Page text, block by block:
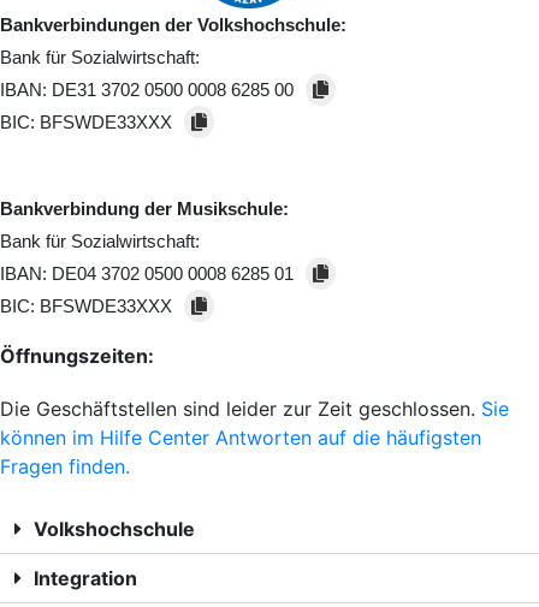
Bankverbindungen der Volkshochschule:
Bank für Sozialwirtschaft:
IBAN: DE31 3702 0500 0008 6285 00
BIC: BFSWDE33XXX
Bankverbindung der Musikschule:
Bank für Sozialwirtschaft:
IBAN: DE04 3702 0500 0008 6285 01
BIC: BFSWDE33XXX
Öffnungszeiten:
Die Geschäftstellen sind leider zur Zeit geschlossen. Sie
können im Hilfe Center Antworten auf die häufigsten
Fragen finden.
Volkshochschule
Integration